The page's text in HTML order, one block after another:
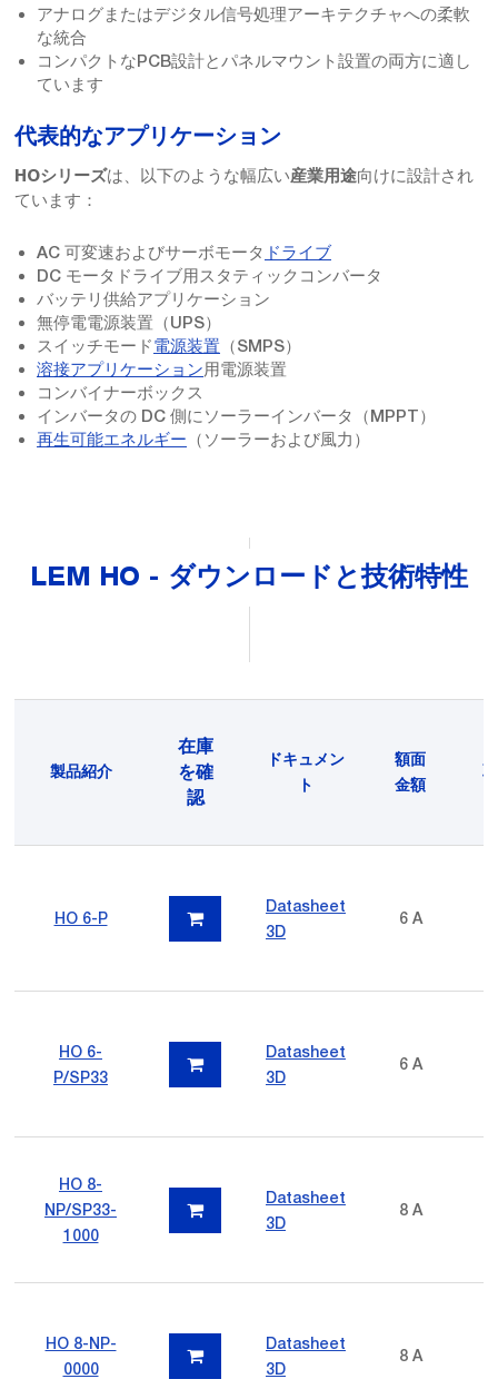
アナログまたはデジタル信号処理アーキテクチャへの柔軟
な統合
コンパクトなPCB設計とパネルマウント設置の両方に適し
ています
代表的なアプリケーション
HOシリーズは、以下のような幅広い産業用途向けに設計され
ています：
AC 可変速およびサーボモータ ドライブ
DC モータドライブ用スタティックコンバータ
バッテリ供給アプリケーション
無停電電源装置（UPS）
スイッチモード電源装置 （SMPS）
溶接アプリケーション用電源装置
コンバイナーボックス
インバータの DC 側にソーラーインバータ（MPPT）
再生可能エネルギー （ソーラーおよび風力）
LEM HO - ダウンロードと技術特性
製品紹介
在庫
を確
認
ドキュメン
ト
額面
金額
HO 6-P
Datasheet
3D
6 A
HO 6-
P/SP33
Datasheet
3D
6 A
HO 8-
NP/SP33-
1000
Datasheet
3D
8 A
HO 8-NP-
0000
Datasheet
3D
8 A